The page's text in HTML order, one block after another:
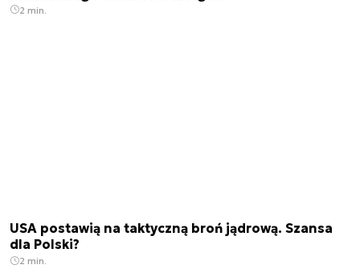
2 min.
USA postawią na taktyczną broń jądrową. Szansa
dla Polski?
2 min.